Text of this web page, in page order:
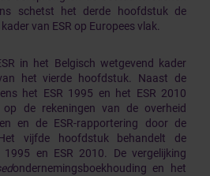
schetst het derde hoofdstuk de
van ESR op Europees vlak.
in het Belgisch wetgevend kader
het vierde hoofdstuk. Naast de
het ESR 1995 en het ESR 2010
de rekeningen van de overheid
en de ESR-rapportering door de
vijfde hoofdstuk behandelt de
1995 en ESR 2010. De vergelijking
ondernemingsboekhouding en het